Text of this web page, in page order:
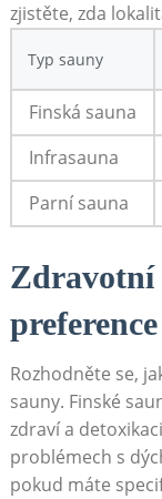
zjistěte,⁣ zda
Typ sauny
Finská sauna
Infrasauna
Parní sauna
Zdravotní
preference
Rozhodněte se,‍
sauny. ‍Finské
zdraví a
problémech‍ s
pokud⁢ máte